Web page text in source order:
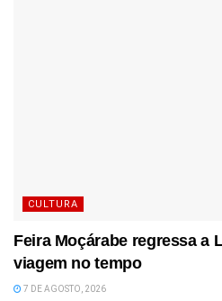
CULTURA
Feira Moçárabe regressa a
viagem no tempo
7 DE AGOSTO, 2026